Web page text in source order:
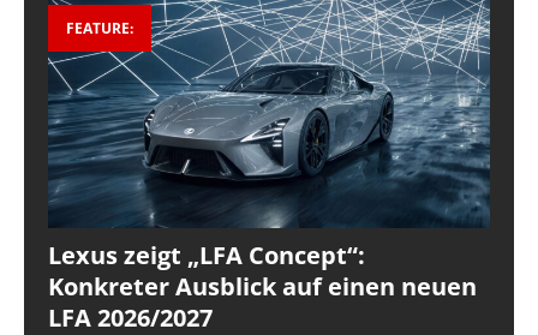
FEATURE:
Lexus zeigt „LFA Concept“:
Konkreter Ausblick auf einen neuen
LFA 2026/2027